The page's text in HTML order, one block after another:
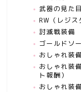
武器の見た目
RW（レジス
討滅戦装備
ゴールドソ
おしゃれ装
おしゃれ装
ト報酬）
おしゃれ装